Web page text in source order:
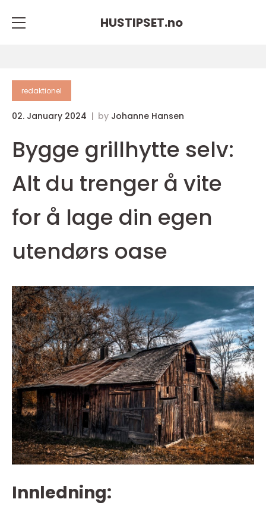
HUSTIPSET.no
redaktionel
02. January 2024 by Johanne Hansen
Bygge grillhytte selv:
Alt du trenger å vite
for å lage din egen
utendørs oase
Innledning: